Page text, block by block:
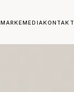
MARKEMEDIAKONTAKT